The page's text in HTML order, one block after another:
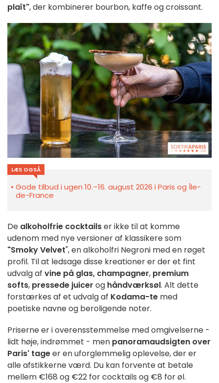
plaît", der kombinerer bourbon, kaffe og croissant.
LÆS OGSÅ
Gode tilbud i ugen 10.–16. august 2026 i Paris og Île-
de-France
De alkoholfrie cocktailser ikke til at komme
udenom med nye versioner af klassikere som
"Smoky Velvet", en alkoholfri Negroni med en røget
profil. Til at ledsage disse kreationer er der et fint
udvalg af vine på glas, champagner, premium
softs, pressede juicer og håndværksøl. Alt dette
forstærkes af et udvalg af Kodama-te med
poetiske navne og beroligende noter.
Priserne er i overensstemmelse med omgivelserne -
lidt høje, indrømmet - men panoramaudsigten over
Paris' tageer en uforglemmelig oplevelse, der er
alle afstikkerne værd. Du kan forvente at betale
mellem €168 og €22 for cocktails og €8 for øl.